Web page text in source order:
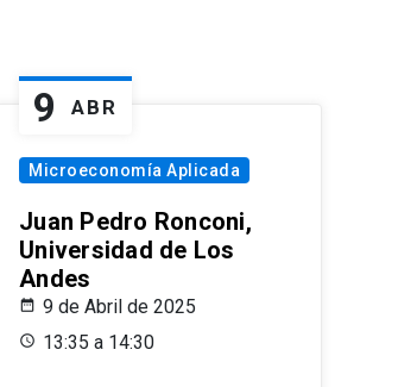
9 ABR
Microeconomía Aplicada
Juan Pedro Ronconi,
Universidad de Los
Andes
9 de Abril de 2025
13:35 a 14:30